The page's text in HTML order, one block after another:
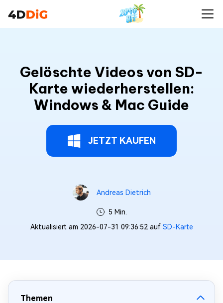
Gelöschte Videos von SD-
Karte wiederherstellen:
Windows & Mac Guide
JETZT KAUFEN
Andreas Dietrich
5 Min.
Aktualisiert am 2026-07-31 09:36:52 auf SD-Karte
Themen